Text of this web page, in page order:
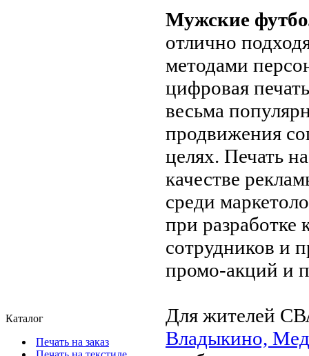
Каталог
Печать на заказ
Мужские
отлично
методами
цифровая
весьма
продвижения
целях. Печать
качестве
среди
при разработке
сотрудников и
промо-акций и
Для жителей
Владыкино,